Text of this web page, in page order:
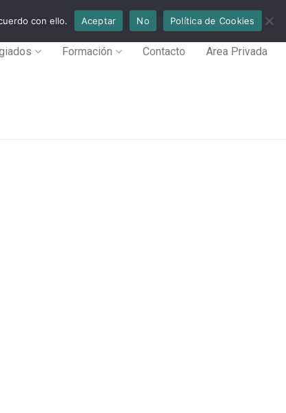
Formación Contacto Area Privada
con ello. Aceptar No Política de Cookies